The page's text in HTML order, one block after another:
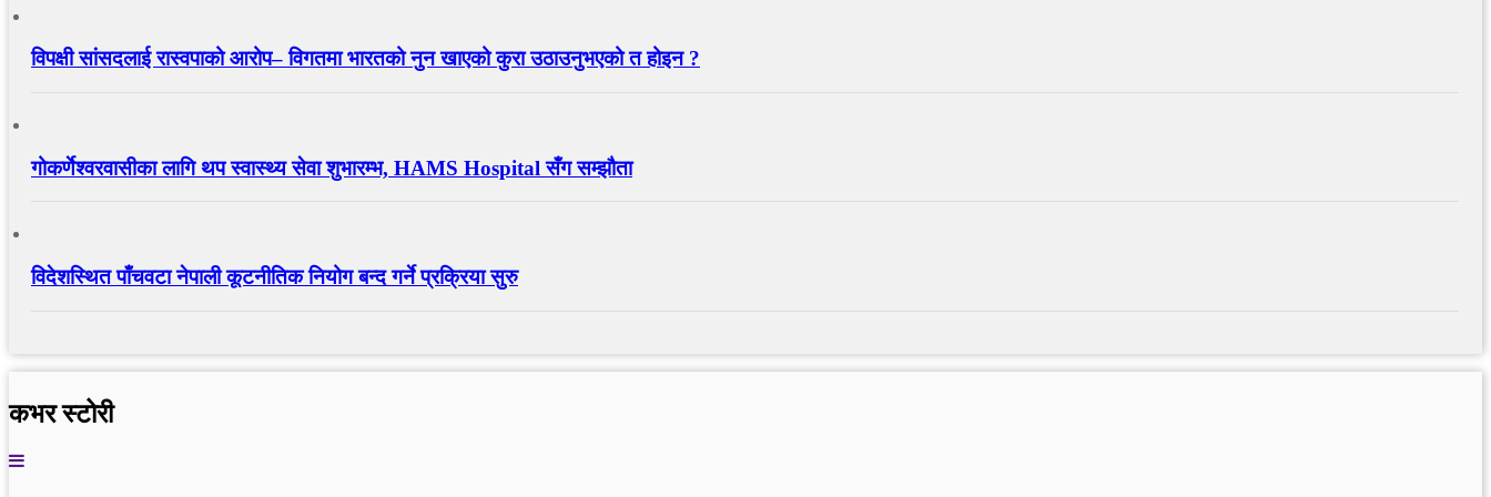
विपक्षी सांसदलाई रास्वपाको आरोप– विगतमा भारतको नुन खाएको कुरा उठाउनुभएको त होइन ?
गोकर्णेश्वरवासीका लागि थप स्वास्थ्य सेवा शुभारम्भ, HAMS Hospital सँग सम्झौता
विदेशस्थित पाँचवटा नेपाली कूटनीतिक नियोग बन्द गर्ने प्रक्रिया सुरु
कभर स्टोरी